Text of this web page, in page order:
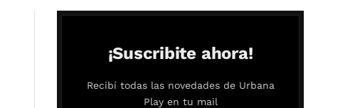
¡Suscribite ahora!
Recibí todas las novedades de Urbana
Play en tu mail